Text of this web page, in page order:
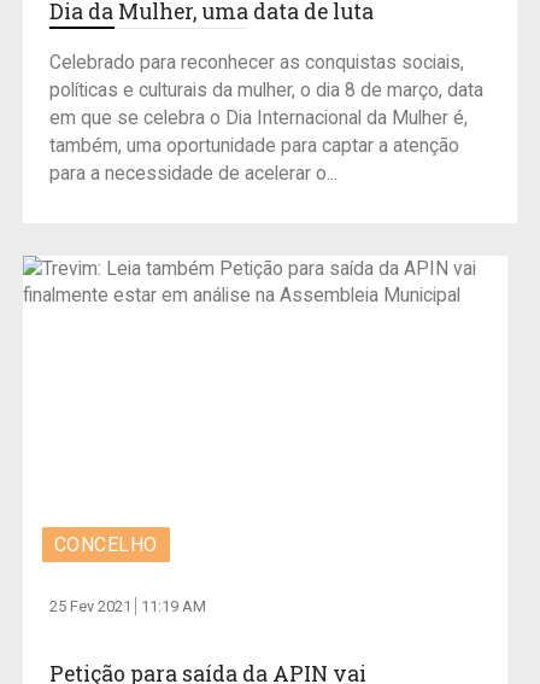
Dia da Mulher, uma data de luta
Celebrado para reconhecer as conquistas sociais,
políticas e culturais da mulher, o dia 8 de março, data
em que se celebra o Dia Internacional da Mulher é,
também, uma oportunidade para captar a atenção
para a necessidade de acelerar o...
CONCELHO
25 Fev 2021 11:19 AM
Petição para saída da APIN vai